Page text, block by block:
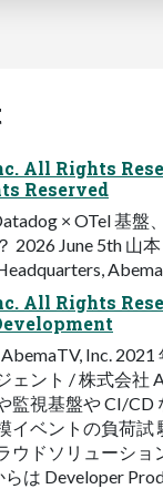
All Rights
Reserved
× OTel 基盤
2026 June 5th ⼭本
All Rights
Inc. 2021
ェント / 株式会社
監視基盤や CI/CD
イベントの負荷試
ウドソリューショ
らは Developer